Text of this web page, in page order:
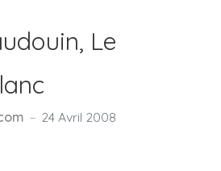
Le
24 Avril 2008